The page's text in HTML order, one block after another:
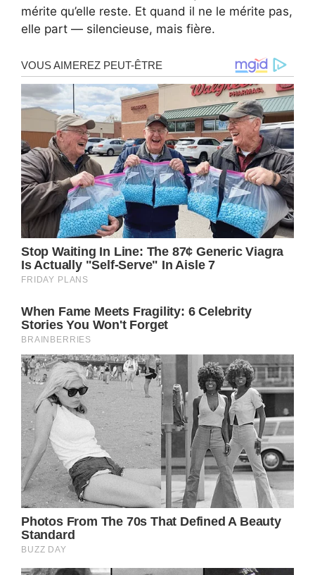
mérite qu’elle reste. Et quand il ne le mérite pas,
elle part — silencieuse, mais fière.